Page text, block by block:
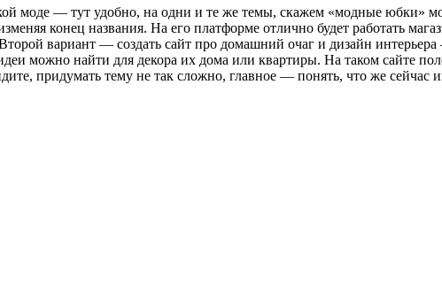
моде — тут удобно, на одни и те же темы, скажем «модные юбки»
конец названия. На его платформе отлично будет работать
вариант — создать сайт про домашний очаг и дизайн
можно найти для декора их дома или квартиры. На таком сайте
придумать тему не так сложно, главное — понять, что же сейчас